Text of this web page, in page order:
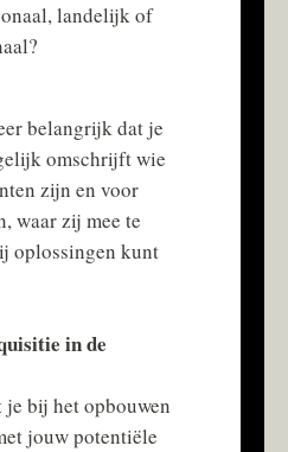
landelijk of
belangrijk dat je
omschrijft wie
zijn en voor
waar zij mee te
oplossingen kunt
in de
bij het opbouwen
jouw potentiële